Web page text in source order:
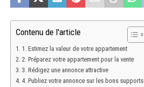
Contenu de l'article
1. Estimez la valeur de votre appartement
2. Préparez votre appartement pour la vente
3. Rédigez une annonce attractive
4. Publiez votre annonce sur les bons supports